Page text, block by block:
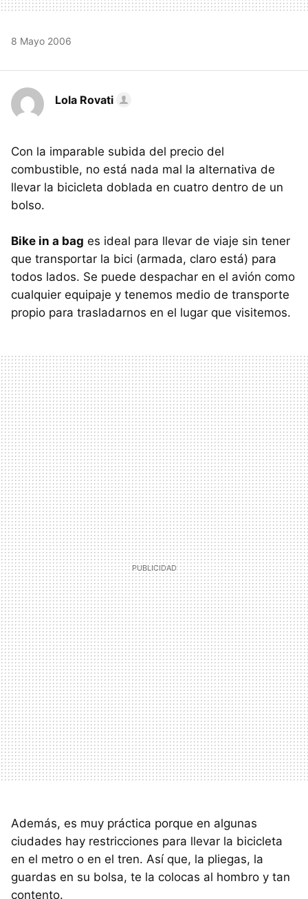
8 Mayo 2006
Lola Rovati
Con la imparable subida del precio del
combustible, no está nada mal la alternativa de
llevar la bicicleta doblada en cuatro dentro de un
bolso.
Bike in a bag es ideal para llevar de viaje sin tener
que transportar la bici (armada, claro está) para
todos lados. Se puede despachar en el avión como
cualquier equipaje y tenemos medio de transporte
propio para trasladarnos en el lugar que visitemos.
Además, es muy práctica porque en algunas
ciudades hay restricciones para llevar la bicicleta
en el metro o en el tren. Así que, la pliegas, la
guardas en su bolsa, te la colocas al hombro y tan
contento.